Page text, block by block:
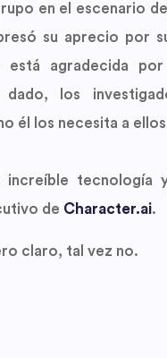
en el escenario
su aprecio por
está agradecida
los
él los necesita a
tecnología
de Character.ai.
claro, tal vez no.